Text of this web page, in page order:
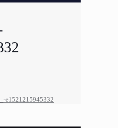
e1521215945332